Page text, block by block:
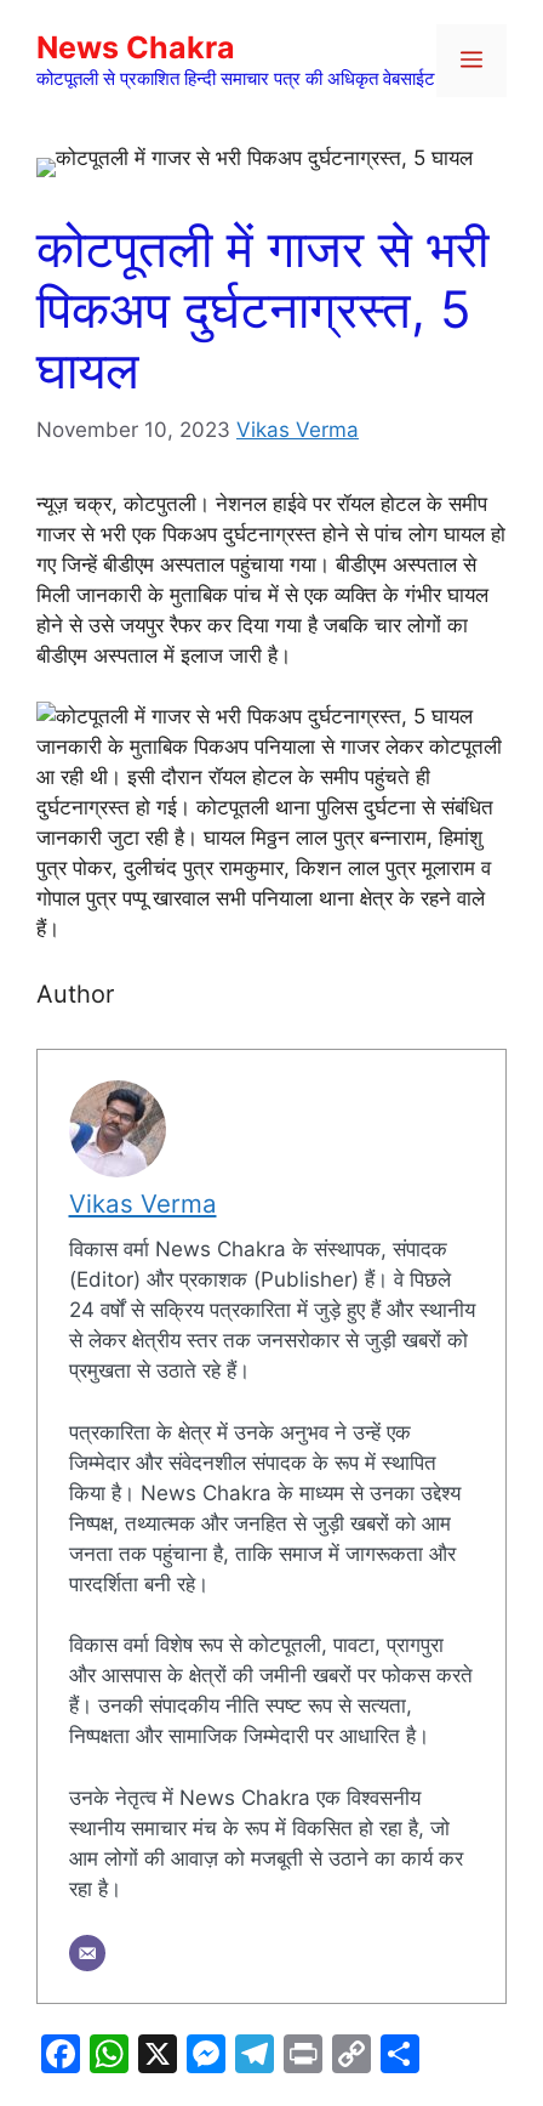
content
News Chakra
कोटपूतली से प्रकाशित हिन्दी समाचार पत्र की अधिकृत वेबसाईट
Menu
कोटपूतली में गाजर से भरी
पिकअप दुर्घटनाग्रस्त, 5
घायल
November 10, 2023 Vikas Verma
न्यूज़ चक्र, कोटपुतली। नेशनल हाईवे पर रॉयल होटल के समीप
गाजर से भरी एक पिकअप दुर्घटनाग्रस्त होने से पांच लोग घायल हो
गए जिन्हें बीडीएम अस्पताल पहुंचाया गया। बीडीएम अस्पताल से
मिली जानकारी के मुताबिक पांच में से एक व्यक्ति के गंभीर घायल
होने से उसे जयपुर रैफर कर दिया गया है जबकि चार लोगों का
बीडीएम अस्पताल में इलाज जारी है।
जानकारी के मुताबिक पिकअप पनियाला से गाजर लेकर कोटपूतली
आ रही थी। इसी दौरान रॉयल होटल के समीप पहुंचते ही
दुर्घटनाग्रस्त हो गई। कोटपूतली थाना पुलिस दुर्घटना से संबंधित
जानकारी जुटा रही है। घायल मिठ्ठन लाल पुत्र बन्नाराम, हिमांशु
पुत्र पोकर, दुलीचंद पुत्र रामकुमार, किशन लाल पुत्र मूलाराम व
गोपाल पुत्र पप्पू खारवाल सभी पनियाला थाना क्षेत्र के रहने वाले
हैं।
Author
Vikas Verma
विकास वर्मा News Chakra के संस्थापक, संपादक
(Editor) और प्रकाशक (Publisher) हैं। वे पिछले
24 वर्षों से सक्रिय पत्रकारिता में जुड़े हुए हैं और स्थानीय
से लेकर क्षेत्रीय स्तर तक जनसरोकार से जुड़ी खबरों को
प्रमुखता से उठाते रहे हैं।
पत्रकारिता के क्षेत्र में उनके अनुभव ने उन्हें एक
जिम्मेदार और संवेदनशील संपादक के रूप में स्थापित
किया है। News Chakra के माध्यम से उनका उद्देश्य
निष्पक्ष, तथ्यात्मक और जनहित से जुड़ी खबरों को आम
जनता तक पहुंचाना है, ताकि समाज में जागरूकता और
पारदर्शिता बनी रहे।
विकास वर्मा विशेष रूप से कोटपूतली, पावटा, प्रागपुरा
और आसपास के क्षेत्रों की जमीनी खबरों पर फोकस करते
हैं। उनकी संपादकीय नीति स्पष्ट रूप से सत्यता,
निष्पक्षता और सामाजिक जिम्मेदारी पर आधारित है।
उनके नेतृत्व में News Chakra एक विश्वसनीय
स्थानीय समाचार मंच के रूप में विकसित हो रहा है, जो
आम लोगों की आवाज़ को मजबूती से उठाने का कार्य कर
रहा है।
F
W X
M T
Pr C